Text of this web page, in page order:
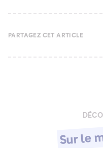
PARTAGEZ CET ARTICLE
Sur le